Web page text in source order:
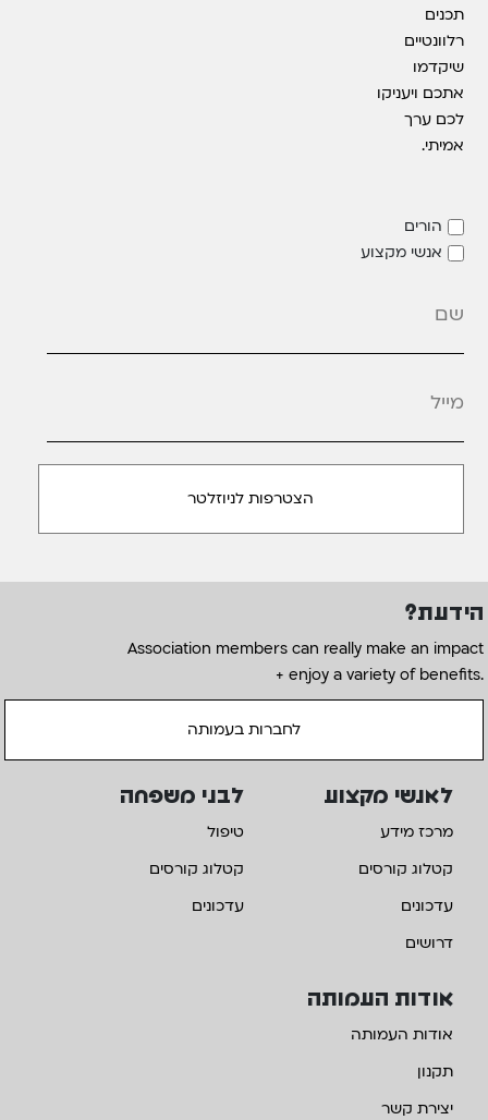
תכנים
רלוונטיים
שיקדמו
אתכם ויעניקו
לכם ערך
אמיתי.
הורים
אנשי מקצוע
הידעת?
Association members can really make an impact
+ enjoy a variety of benefits.
לחברות בעמותה
אודות העמותה
אודות העמותה
תקנון
יצירת קשר
לאנשי מקצוע
מרכז מידע
קטלוג קורסים
עדכונים
דרושים
לבני משפחה
טיפול
קטלוג קורסים
עדכונים